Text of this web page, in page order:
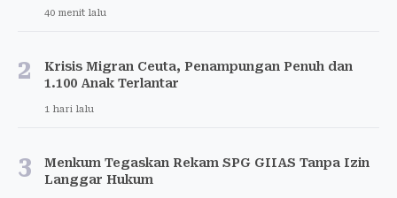
40 menit lalu
2
Krisis Migran Ceuta, Penampungan Penuh dan
1.100 Anak Terlantar
1 hari lalu
3
Menkum Tegaskan Rekam SPG GIIAS Tanpa Izin
Langgar Hukum